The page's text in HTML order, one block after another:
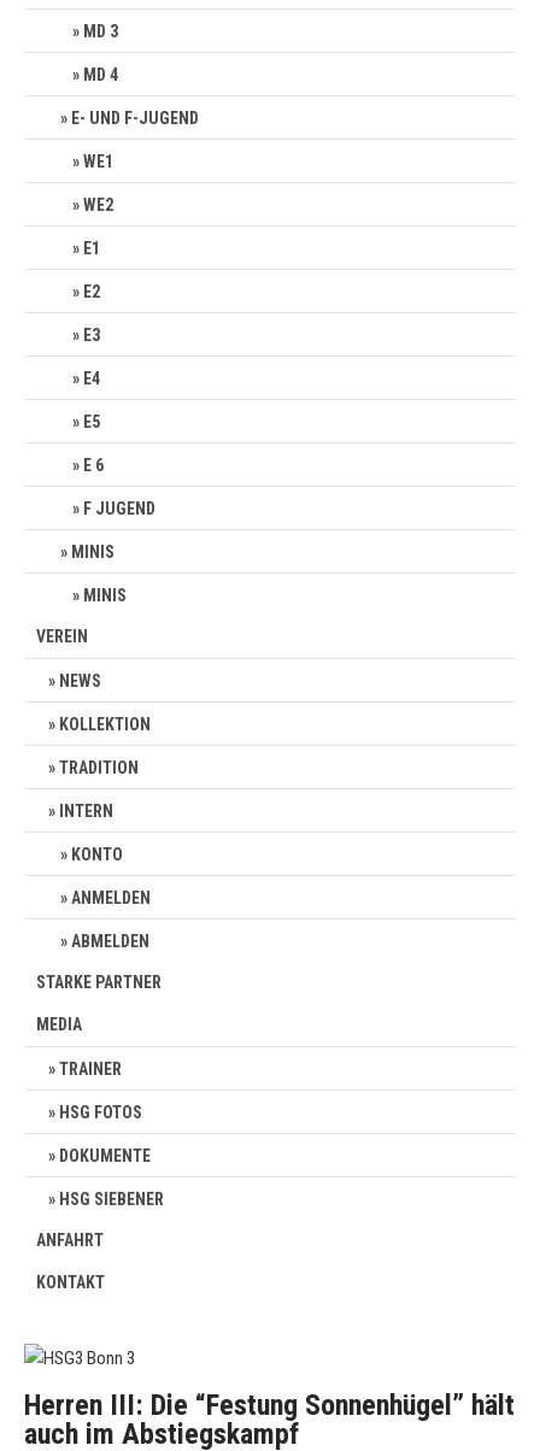
MD 3
MD 4
E- UND F-JUGEND
WE1
WE2
E1
E2
E3
E4
E5
E 6
F JUGEND
MINIS
MINIS
VEREIN
NEWS
KOLLEKTION
TRADITION
INTERN
KONTO
ANMELDEN
ABMELDEN
STARKE PARTNER
MEDIA
TRAINER
HSG FOTOS
DOKUMENTE
HSG SIEBENER
ANFAHRT
KONTAKT
Herren III: Die “Festung Sonnenhügel” hält
auch im Abstiegskampf